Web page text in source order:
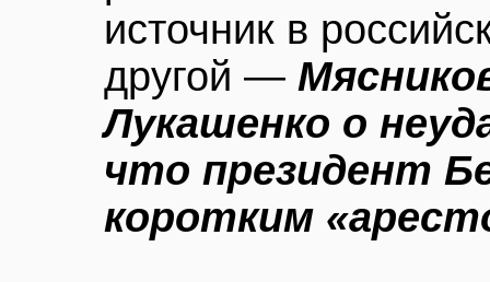
источник в
другой —
Лукашенко о
что президент
коротким